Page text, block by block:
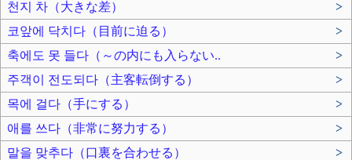
천지 차（大きな差）
>
코앞에 닥치다（目前に迫る）
>
축에도 못 들다（～の内にも入らない..
>
주객이 전도되다（主客転倒する）
>
목에 걸다（手にする）
>
애를 쓰다（非常に努力する）
>
말을 맞추다（口裏を合わせる）
>